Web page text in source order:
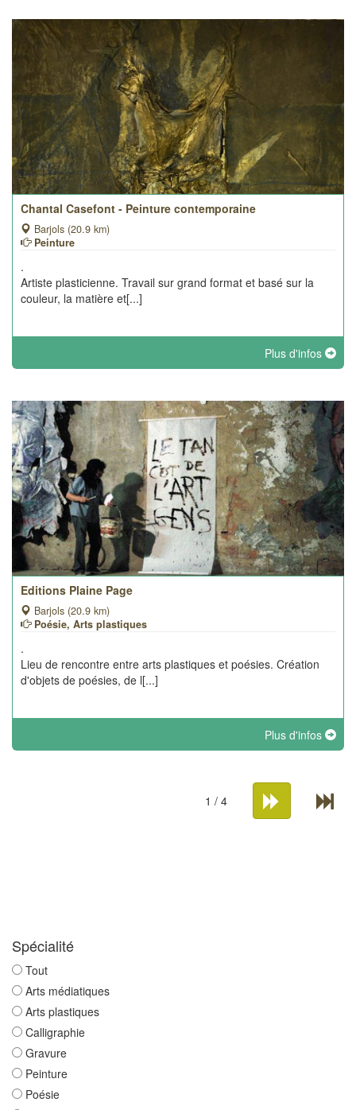
Chantal Casefont - Peinture contemporaine
Barjols (20.9 km)
Peinture
.
Artiste plasticienne. Travail sur grand format et basé sur la
couleur, la matière et[...]
Plus d'infos
Editions Plaine Page
Barjols (20.9 km)
Poésie, Arts plastiques
.
Lieu de rencontre entre arts plastiques et poésies. Création
d'objets de poésies, de l[...]
Plus d'infos
1 / 4
Spécialité
Tout
Arts médiatiques
Arts plastiques
Calligraphie
Gravure
Peinture
Poésie